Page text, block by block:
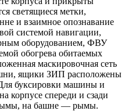
светящиеся метки,
и взаимное опознавание
системой навигации,
оборудованием, ФВУ
обогрева обитаемых
маскировочная сеть
ящики ЗИП расположены
буксировки машины и
корпусе спереди и сзади
на башне — рымы.